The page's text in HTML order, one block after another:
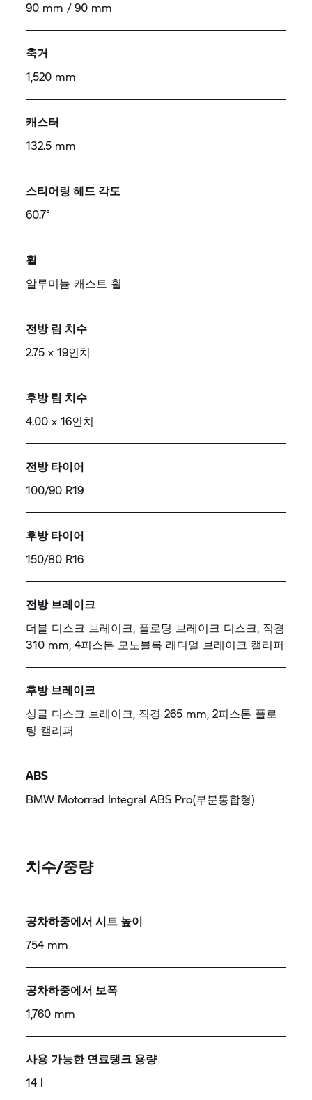
90 mm / 90 mm
축거
1,520 mm
캐스터
132.5 mm
스티어링 헤드 각도
60.7°
휠
알루미늄 캐스트 휠
전방 림 치수
2.75 x 19인치
후방 림 치수
4.00 x 16인치
전방 타이어
100/90 R19
후방 타이어
150/80 R16
전방 브레이크
더블 디스크 브레이크, 플로팅 브레이크 디스크, 직경
310 mm, 4피스톤 모노블록 래디얼 브레이크 캘리퍼
후방 브레이크
싱글 디스크 브레이크, 직경 265 mm, 2피스톤 플로
팅 캘리퍼
ABS
BMW Motorrad Integral ABS Pro(부분통합형)
치수/중량
공차하중에서 시트 높이
754 mm
공차하중에서 보폭
1,760 mm
사용 가능한 연료탱크 용량
14 l